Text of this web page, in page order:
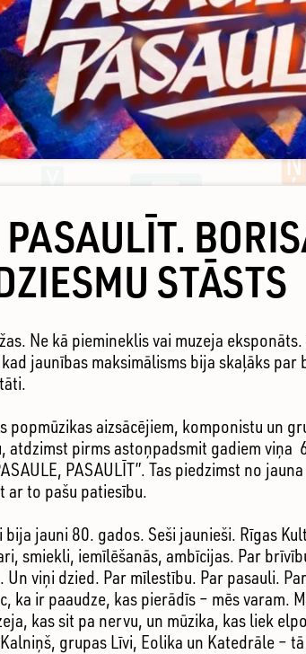
STĀSTS
Ne kā piemineklis vai muzeja
jaunības maksimālisms bija skaļāks par
popmūzikas aizsācējiem, komponistu un
atdzimst pirms astoņpadsmit gadiem viņa
PASAULĪT”. Tas piedzimst no
ar to pašu patiesību.
jauni 80. gados. Seši jaunieši. Rīgas
smiekli, iemīlēšanās, ambīcijas. Par
viņi dzied. Par mīlestību. Par pasauli.
ka ir paaudze, kas pierādīs – mēs varam.
kas sit pa nervu, un mūzika, kas liek
grupas Līvi, Eolika un Katedrāle –